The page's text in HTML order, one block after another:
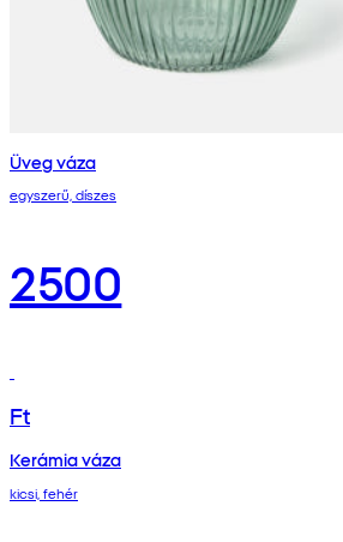
Üveg váza
egyszerű, díszes
2500
Ft
Kerámia váza
kicsi, fehér